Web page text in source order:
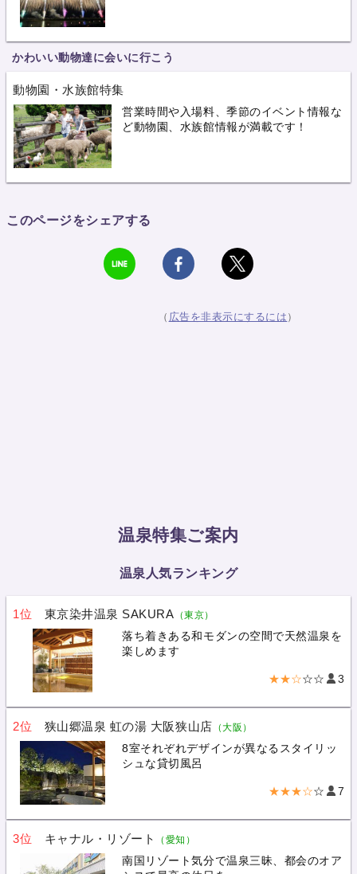
かわいい動物達に会いに行こう
動物園・水族館特集
営業時間や入場料、季節のイベント情報な
ど動物園、水族館情報が満載です！
このページをシェアする
（ 広告を非表示にするには ）
温泉特集ご案内
温泉人気ランキング
1位 東京染井温泉 SAKURA （東京）
落ち着きある和モダンの空間で天然温泉を
楽しめます
★★☆☆☆ 3
2位 狭山郷温泉 虹の湯 大阪狭山店 （大阪）
8室それぞれデザインが異なるスタイリッ
シュな貸切風呂
★★★☆☆ 7
3位 キャナル・リゾート （愛知）
南国リゾート気分で温泉三昧、都会のオア